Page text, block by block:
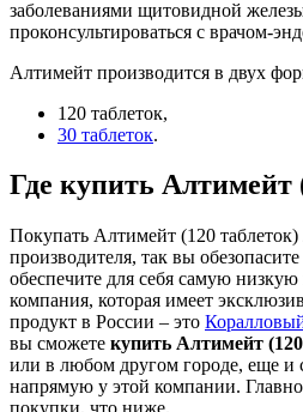
заболеваниями щитовидной
проконсультироваться с врачом-
Алтимейт производится в двух
120 таблеток,
30 таблеток.
Где купить Алтимейт
Покупать Алтимейт (120
производителя, так вы
обеспечите для себя самую
компания, которая имеет
продукт в России – это
вы сможете купить Алтимейт
или в любом другом городе, еще и
напрямую у этой компании.